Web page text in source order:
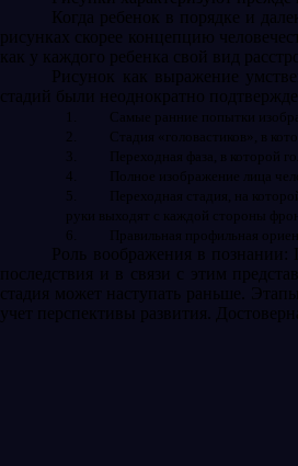
Когда ребенок в порядке и
рисунках скорее концепцию
как у каждого ребенка свой вид
Рисунок как выражение
стадий были неоднократно
1.
Самые ранние попытки
Стадия «головастиков», в
3.
Переходная фаза, в которой
4.
Полное изображение лица
5.
Переходная стадия, на
руки выходят с каждой стороны
6.
Правильная профильная
Роль воображения в
последствия и в связи с этим
стадия может наступать раньше.
учет перспективы развития.